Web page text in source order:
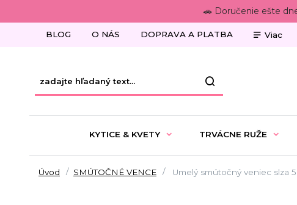
🚗 Doručenie ešte
BLOG O NÁS DOPRAVA A PLATBA Viac
KYTICE & KVETY TRVÁCNE RUŽE
Úvod SMÚTOČNÉ VENCE Umelý smútočný veniec slza 5